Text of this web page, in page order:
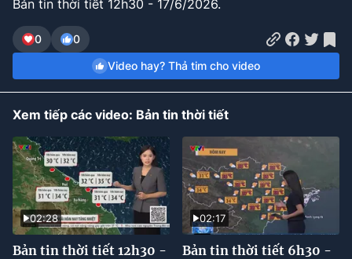
Công nghệ
Bản tin thời tiết 12h30 - 17/6/2026.
0
0
Video hay? Thả tim cho video
Xem tiếp các video: Bản tin thời tiết
02:28
Bản tin thời tiết 12h30 -
02:17
Bản tin thời tiết 6h30 -